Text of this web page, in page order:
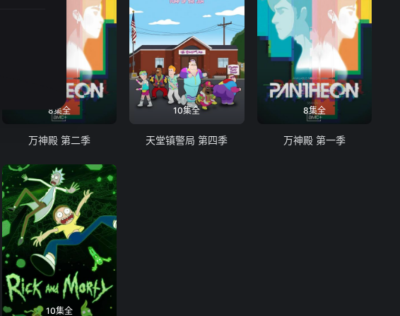
8集全
万神殿 第二季
10集全
天堂镇警局 第四季
8集全
万神殿 第一季
10集全